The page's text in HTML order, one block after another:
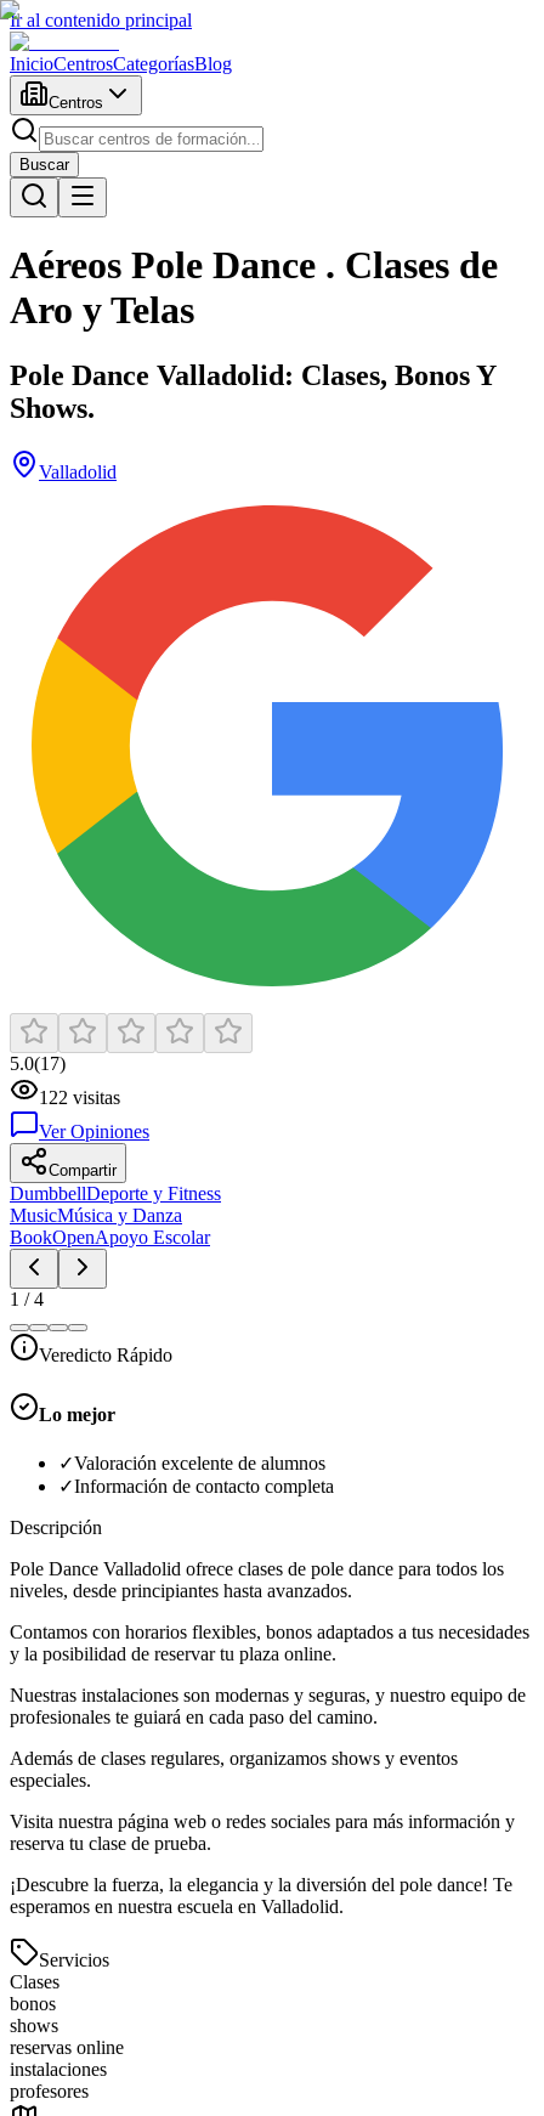
Ir al contenido principal
InicioCentrosCategoríasBlog
Centros
Buscar
Aéreos Pole Dance . Clases de
Aro y Telas
Pole Dance Valladolid: Clases, Bonos Y
Shows.
Valladolid
5.0(17)
122 visitas
Ver Opiniones
Compartir
DumbbellDeporte y Fitness
MusicMúsica y Danza
BookOpenApoyo Escolar
1 /4
Veredicto Rápido
Lo mejor
✓Valoración excelente de alumnos
✓Información de contacto completa
Descripción
Pole Dance Valladolid ofrece clases de pole dance para todos los
niveles, desde principiantes hasta avanzados.
Contamos con horarios flexibles, bonos adaptados a tus necesidades
y la posibilidad de reservar tu plaza online.
Nuestras instalaciones son modernas y seguras, y nuestro equipo de
profesionales te guiará en cada paso del camino.
Además de clases regulares, organizamos shows y eventos
especiales.
Visita nuestra página web o redes sociales para más información y
reserva tu clase de prueba.
¡Descubre la fuerza, la elegancia y la diversión del pole dance! Te
esperamos en nuestra escuela en Valladolid.
Servicios
Clases
bonos
shows
reservas online
instalaciones
profesores